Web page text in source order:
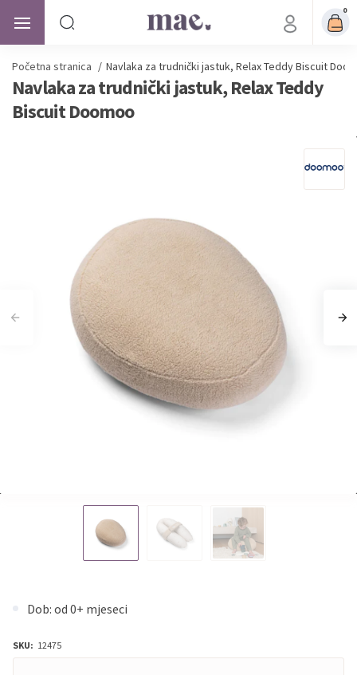
0
Početna stranica / Navlaka za trudnički jastuk, Relax Teddy Biscuit
Navlaka za trudnički jastuk, Relax Teddy
Biscuit Doomoo
Dob: od 0+ mjeseci
SKU: 12475